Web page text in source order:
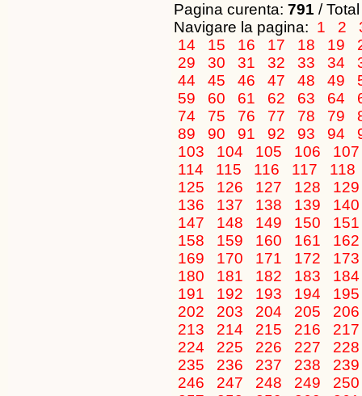
Pagina curenta: 791 /
Navigare la pagina: 1 2
14
15 16 17 18 19
29
30 31 32 33 34
44
45 46 47 48 49
59
60 61 62 63 64
74
75 76 77 78 79
89
90 91 92 93 94
103
104 105 106
114
115 116 117
118
125
126 127 128
136
137 138 139
147
148 149 150
158
159 160 161
169
170 171 172
180
181 182 183
191
192 193 194
202
203 204 205
213
214 215 216
224
225 226 227
235
236 237 238
246
247 248 249